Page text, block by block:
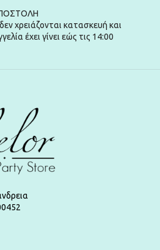
χρειάζονται κατασκευή και
έχει γίνει εώς τις 14:00